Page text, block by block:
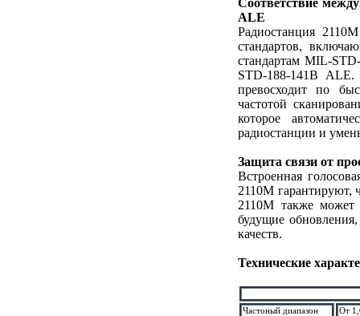
Соответствие
ALE
Радиостанция
стандартов,
стандартам MIL-
STD-188-141B
превосходит по
частотой
которое
радиостанции и
Защита связи от
Встроенная
2110M гарантируют,
2110M также может
будущие
качеств.
Технические
Частоный диапазон
От